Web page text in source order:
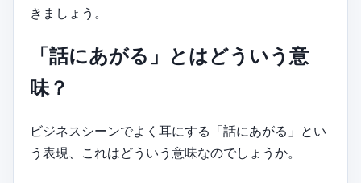
きましょう。
「話にあがる」とはどういう意
味？
ビジネスシーンでよく耳にする「話にあがる」とい
う表現、これはどういう意味なのでしょうか。